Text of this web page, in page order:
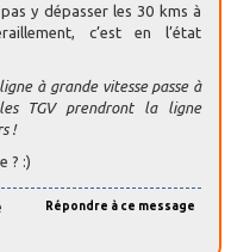
y dépasser les 30 kms à
c’est en l’état
à grande vitesse passe à
TGV prendront la ligne
!
? :)
Répondre à ce message